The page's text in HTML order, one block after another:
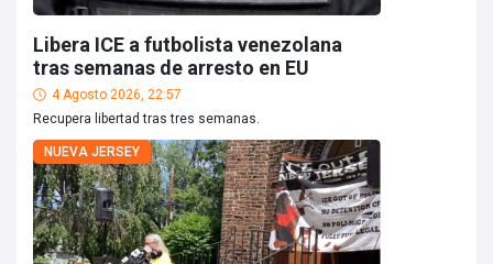
Libera ICE a futbolista venezolana
tras semanas de arresto en EU
4 Agosto 2026, 22:57
Recupera libertad tras tres semanas.
NUEVA JERSEY